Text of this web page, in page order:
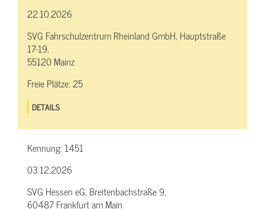
22.10.2026
SVG Fahrschulzentrum Rheinland GmbH, Hauptstraße
17-19,
55120 Mainz
Freie Plätze:25
DETAILS
Kennung: 1451
03.12.2026
SVG Hessen eG, Breitenbachstraße 9,
60487 Frankfurt am Main